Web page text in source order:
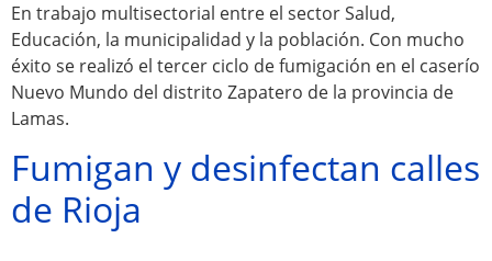
Atractivos
Moyobamba, está
lleno de atractivos
sorprendentes,
¡Descúbrelos!
En trabajo multisectorial entre el sector Salud,
Educación, la municipalidad y la población. Con mucho
éxito se realizó el tercer ciclo de fumigación en el caserío
Nuevo Mundo del distrito Zapatero de la provincia de
Lamas.
Fumigan y desinfectan calles
de Rioja